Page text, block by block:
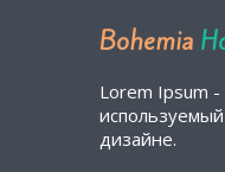
Bohemia
Lorem Ipsum -
дизайне.